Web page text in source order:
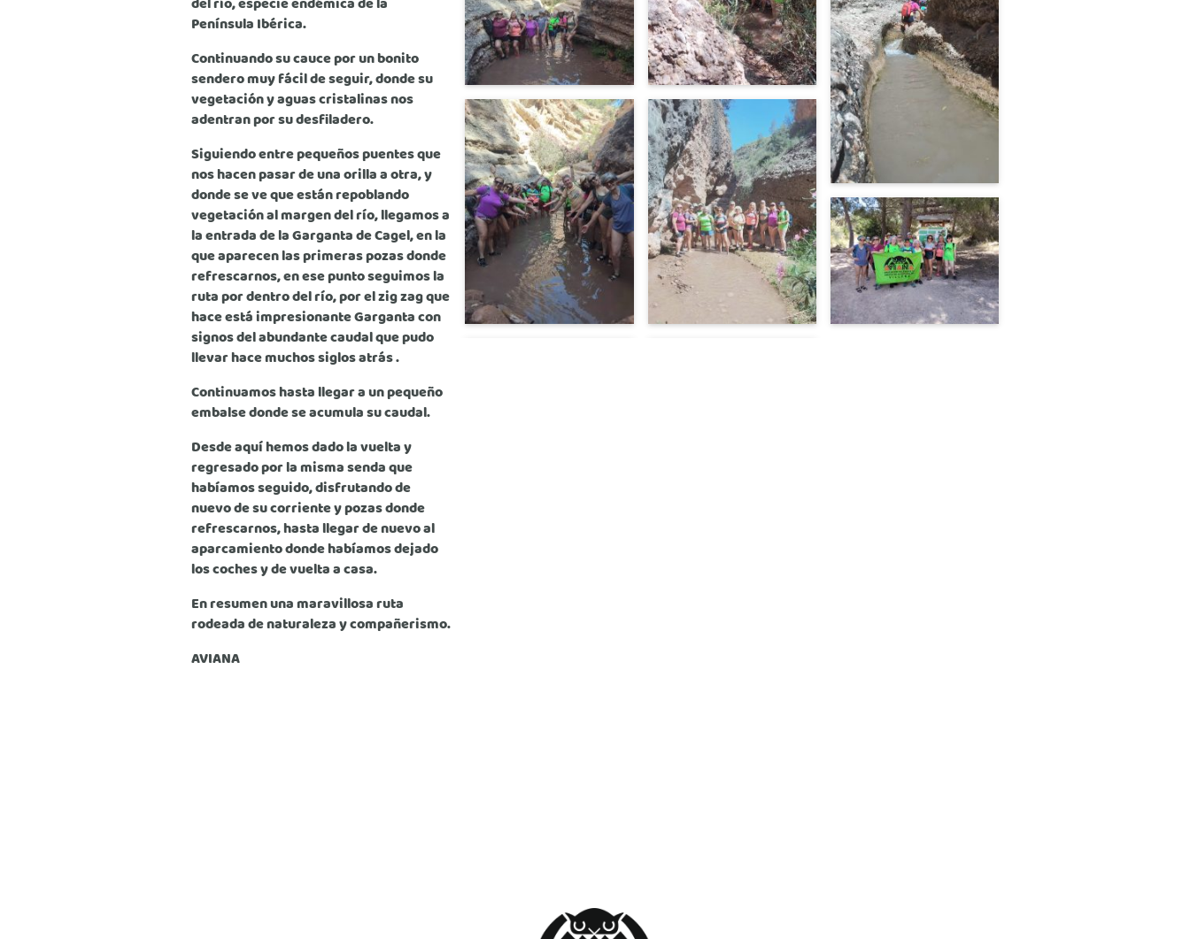
Península Ibérica.
Continuando su cauce por un bonito
sendero muy fácil de seguir, donde su
vegetación y aguas cristalinas nos
adentran por su desfiladero.
Siguiendo entre pequeños puentes que
nos hacen pasar de una orilla a otra, y
donde se ve que están repoblando
vegetación al margen del río, llegamos a
la entrada de la Garganta de Cagel, en la
que aparecen las primeras pozas donde
refrescarnos, en ese punto seguimos la
ruta por dentro del río, por el zig zag que
hace está impresionante Garganta con
signos del abundante caudal que pudo
llevar hace muchos siglos atrás .
Continuamos hasta llegar a un pequeño
embalse donde se acumula su caudal.
Desde aquí hemos dado la vuelta y
regresado por la misma senda que
habíamos seguido, disfrutando de
nuevo de su corriente y pozas donde
refrescarnos, hasta llegar de nuevo al
aparcamiento donde habíamos dejado
los coches y de vuelta a casa.
En resumen una maravillosa ruta
rodeada de naturaleza y compañerismo.
AVIANA